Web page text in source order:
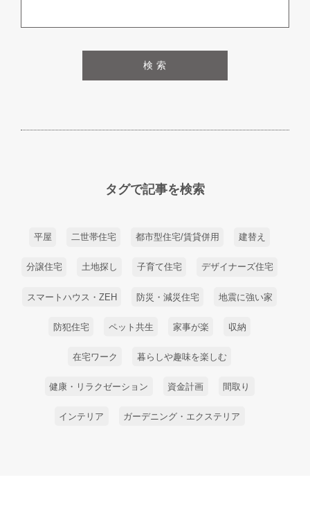
検 索
タグで記事を検索
平屋 二世帯住宅 都市型住宅/賃貸併用 建替え
分譲住宅 土地探し 子育て住宅 デザイナーズ住宅
スマートハウス・ZEH 防災・減災住宅 地震に強い家
防犯住宅 ペット共生 家事が楽 収納
在宅ワーク 暮らしや趣味を楽しむ
健康・リラクゼーション 資金計画 間取り
インテリア ガーデニング・エクステリア